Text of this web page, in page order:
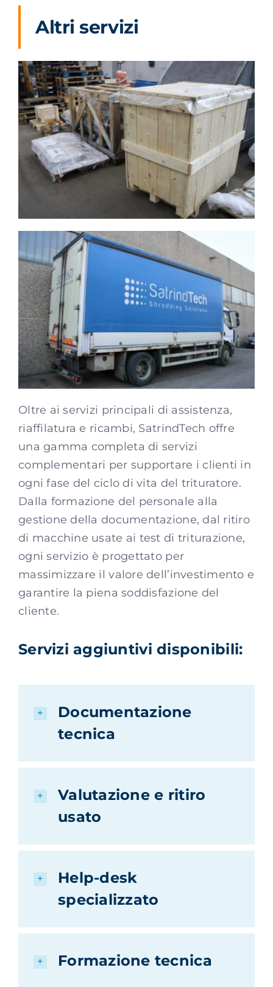
Altri servizi
Oltre ai servizi principali di assistenza,
riaffilatura e ricambi, SatrindTech offre
una gamma completa di servizi
complementari per supportare i clienti in
ogni fase del ciclo di vita del trituratore.
Dalla formazione del personale alla
gestione della documentazione, dal ritiro
di macchine usate ai test di triturazione,
ogni servizio è progettato per
massimizzare il valore dell’investimento e
garantire la piena soddisfazione del
cliente.
Servizi aggiuntivi disponibili:
Documentazione
tecnica
Valutazione e ritiro
usato
Help-desk
specializzato
Formazione tecnica